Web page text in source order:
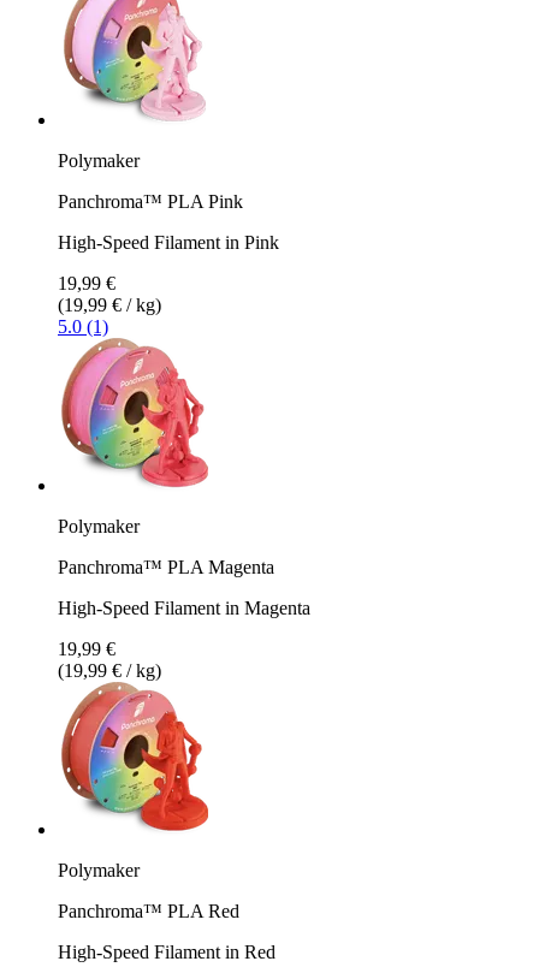
Polymaker
Panchroma™ PLA Pink
High-Speed Filament in Pink
19,99 €
(19,99 € / kg)
5.0 (1)
Polymaker
Panchroma™ PLA Magenta
High-Speed Filament in Magenta
19,99 €
(19,99 € / kg)
Polymaker
Panchroma™ PLA Red
High-Speed Filament in Red